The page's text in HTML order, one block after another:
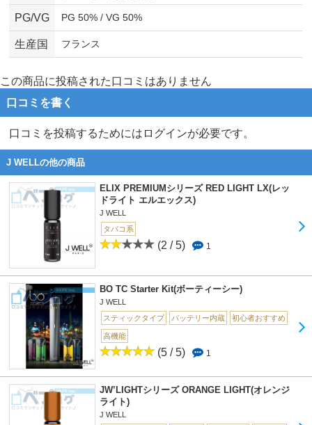
PG/VG PG 50% / VG 50%
生産国 フランス
この商品に投稿された口コミはありません
口コミを書く
口コミを投稿するためにはログインが必要です。
J WELLの他の商品
ELIX PREMIUMシリーズ RED LIGHT LX(レッ
ドライト エルエックス)
J WELL
タバコ系
(2 / 5) 1
BO TC Starter Kit(ボーティーシー)
J WELL
スティックタイプ
バッテリー内蔵 初心者おすすめ
高機能
(5 / 5) 1
JW’LIGHTシリーズ ORANGE LIGHT(オレンジ
ライト)
J WELL